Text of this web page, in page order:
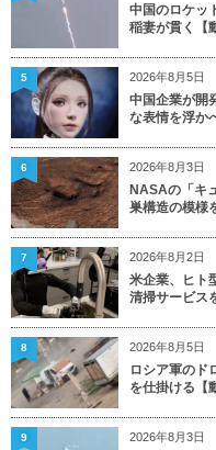
中国のロケッ
稲妻が貫く【
2026年8月5日
中国企業が開
な表情を浮か
5
2026年8月3日
NASAの「キ
巣構造の模様
6
2026年8月2日
米企業、ヒト
清掃サービス
7
2026年8月5日
ロシア軍のド
を仕掛ける【
8
2026年8月3日
9